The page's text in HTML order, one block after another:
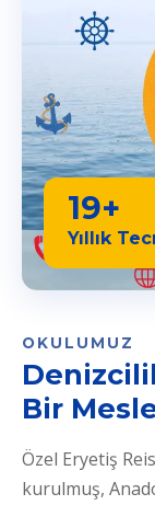
19+
Yıllık
OKULUMUZ
Bir
Özel Eryetiş
kurulmuş,